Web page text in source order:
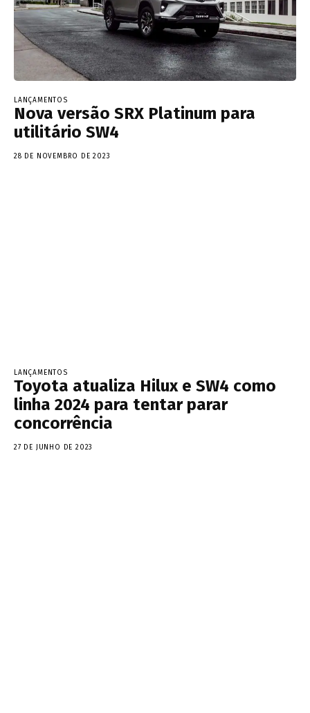
LANÇAMENTOS
Nova versão SRX Platinum para
utilitário SW4
28 DE NOVEMBRO DE 2023
LANÇAMENTOS
Toyota atualiza Hilux e SW4 como
linha 2024 para tentar parar
concorrência
27 DE JUNHO DE 2023